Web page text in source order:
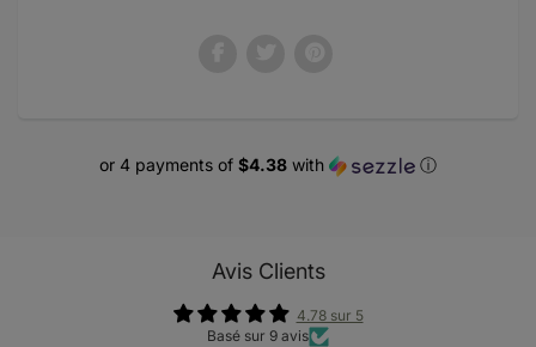
or 4 payments of $4.38 with ⓘ
Avis Clients
4.78 sur 5
Basé sur 9 avis